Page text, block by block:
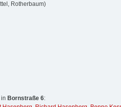
Rotherbaum)
Bornstraße 6: